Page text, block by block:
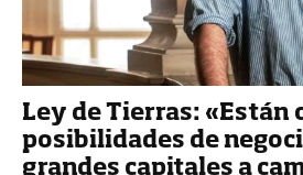
Ley de Tierras: «Están
posibilidades de
grandes capitales a